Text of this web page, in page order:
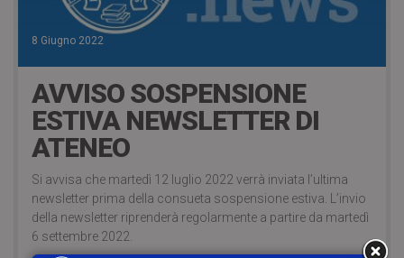
8 Giugno 2022
AVVISO SOSPENSIONE
ESTIVA NEWSLETTER DI
ATENEO
Si avvisa che martedì 12 luglio 2022 verrà inviata l’ultima
newsletter prima della consueta sospensione estiva. L’invio
della newsletter riprenderà regolarmente a partire da martedì
6 settembre 2022.